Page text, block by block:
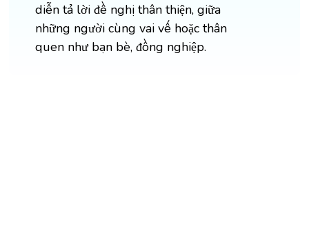
diễn tả lời đề nghị thân thiện, giữa
những người cùng vai vế hoặc thân
quen như bạn bè, đồng nghiệp.